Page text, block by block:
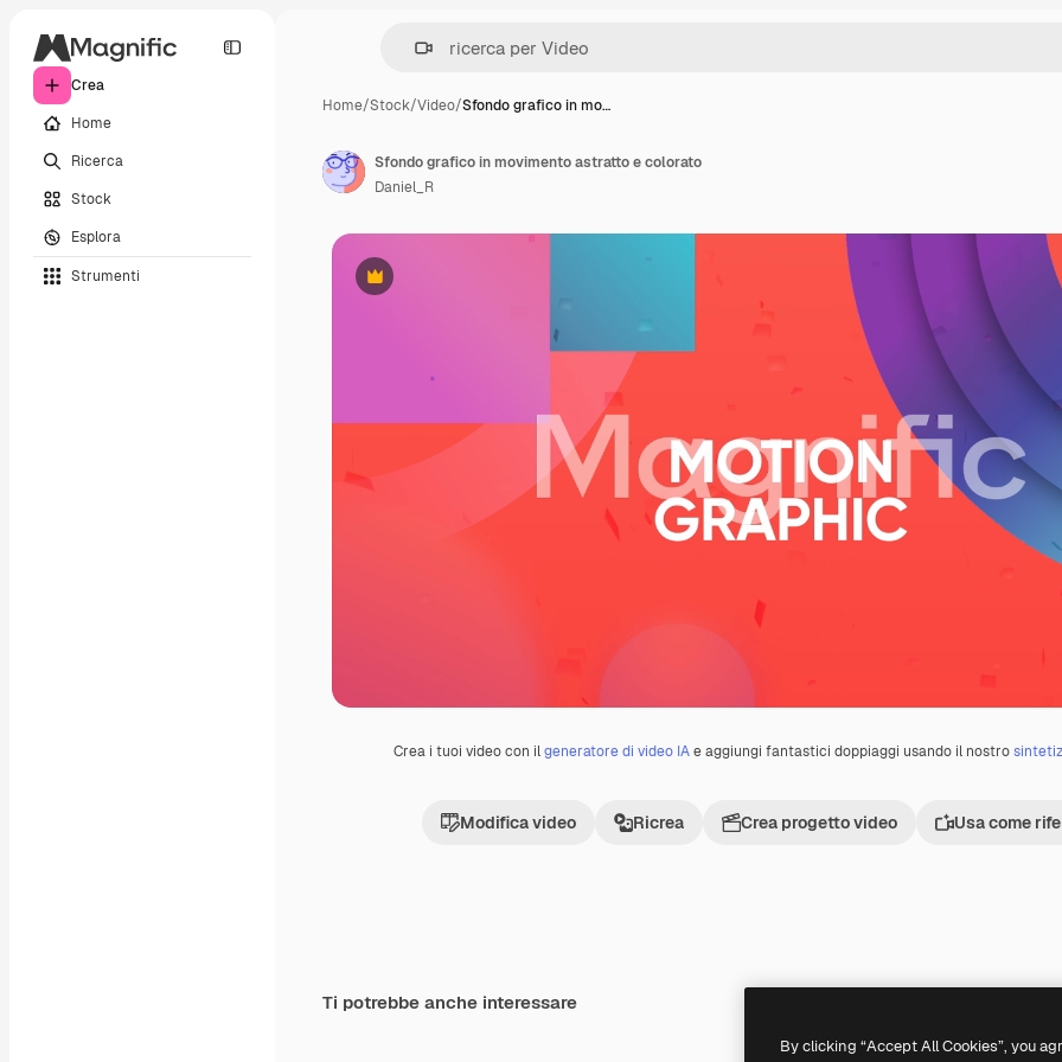
Crea
Home
Ricerca
Stock
Esplora
Strumenti
Home/Stock/Video/Sfondo grafico in mo…
Premium
Crea i tuoi video con ilgeneratore di video IAe aggiungi fantastici doppiaggi usando il nostro
Modifica video Ricrea Crea progetto video Usa come
Sfondo grafico in movimento astratto e colorato
Daniel_R
Ti potrebbe anche interessare
By clicking “Accept All Cookies”, you